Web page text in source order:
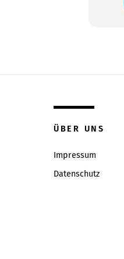
ÜBER UNS
Impressum
Datenschutz